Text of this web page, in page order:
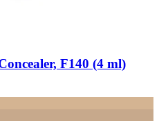
F140 (4 ml)